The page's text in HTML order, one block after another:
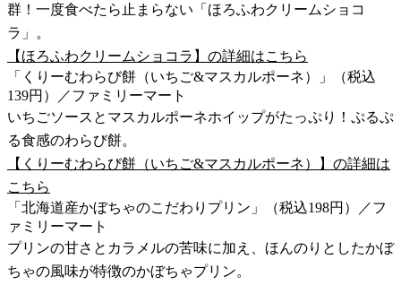
群！一度食べたら止まらない「ほろふわクリームショコ
ラ」。
【ほろふわクリームショコラ】の詳細はこちら
「くりーむわらび餅（いちご&マスカルポーネ）」（税込
139円）／ファミリーマート
いちごソースとマスカルポーネホイップがたっぷり！ぷるぷ
る食感のわらび餅。
【くりーむわらび餅（いちご&マスカルポーネ）】の詳細は
こちら
「北海道産かぼちゃのこだわりプリン」（税込198円）／フ
ァミリーマート
プリンの甘さとカラメルの苦味に加え、ほんのりとしたかぼ
ちゃの風味が特徴のかぼちゃプリン。